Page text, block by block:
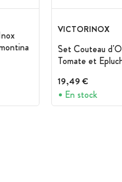
VICTORINOX
Set Couteau
Tomate et
19,49 €
En stock